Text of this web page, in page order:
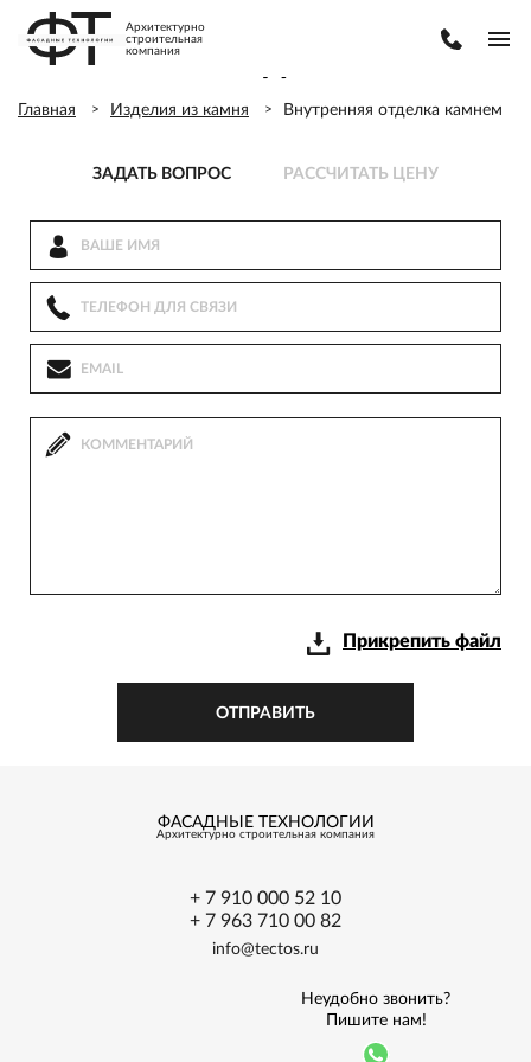
Архитектурно
строительная
компания
ВНУТРЕННЯЯ ОТДЕЛКА КАМНЕМ
Главная Изделия из камня Внутренняя отделка камнем
ЗАДАТЬ ВОПРОС РАССЧИТАТЬ ЦЕНУ
Прикрепить файл
ОТПРАВИТЬ
ФАСАДНЫЕ ТЕХНОЛОГИИ
Архитектурно строительная компания
Неудобно звонить?
Пишите нам!
+ 7 910 000 52 10
+ 7 963 710 00 82
info@tectos.ru